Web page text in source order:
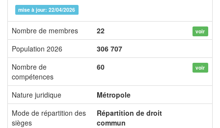
mise à jour: 22/04/2026
Nombre de membres 22 voir
Population 2026
306 707
Nombre de
compétences
60 voir
Nature juridique
Métropole
Mode de répartition des
sièges
Répartition de droit
commun